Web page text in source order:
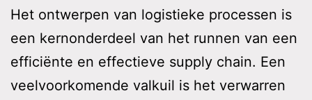
Het ontwerpen van logistieke processen is
een kernonderdeel van het runnen van een
efficiënte en effectieve supply chain. Een
veelvoorkomende valkuil is het verwarren